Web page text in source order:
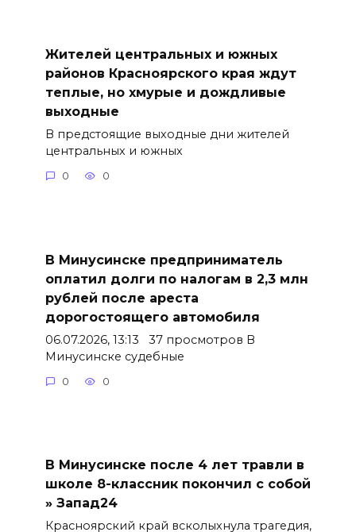
Жителей центральных и южных
районов Красноярского края ждут
теплые, но хмурые и дождливые
выходные
В предстоящие выходные дни жителей
центральных и южных
0 0
В Минусинске предприниматель
оплатил долги по налогам в 2,3 млн
рублей после ареста
дорогостоящего автомобиля
06.07.2026, 13:13 37 просмотров В
Минусинске судебные
0 0
В Минусинске после 4 лет травли в
школе 8-классник покончил с собой
» Запад24
Красноярский край всколыхнула трагедия,